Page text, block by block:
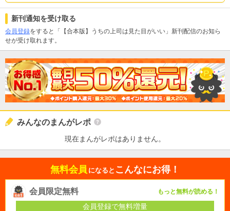
新刊通知を受け取る
会員登録をすると「【合本版】うちの上司は見た目がいい」新刊配信のお知ら
せが受け取れます。
みんなのまんがレポ
現在まんがレポはありません。
無料会員 になると こんなにお得！
会員限定無料 もっと無料が読める！
会員登録で無料増量